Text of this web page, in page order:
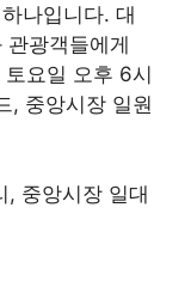
나입니다. 대
관광객들에게
요일 오후 6시
, 중앙시장 일원
, 중앙시장 일대